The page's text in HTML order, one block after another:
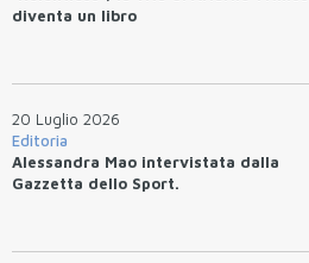
diventa un libro
20 Luglio 2026
Editoria
Alessandra Mao intervistata dalla
Gazzetta dello Sport.